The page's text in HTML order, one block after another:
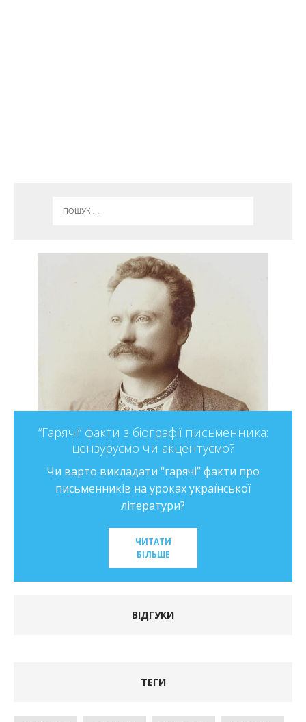
ОЗОНівські прийоми в розумінні
художнього твору
Заглиблюємося у зміст художніх творів
з учнями на уроці української
Методичні прийоми досвідченого
БІЛЬШЕ
ВІДГУКИ
ТЕГИ